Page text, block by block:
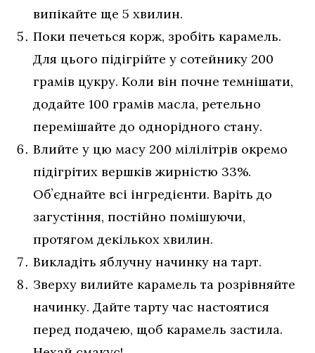
випікайте ще 5 хвилин.
Поки печеться корж, зробіть карамель.
Для цього підігрійте у сотейнику 200
грамів цукру. Коли він почне темнішати,
додайте 100 грамів масла, ретельно
перемішайте до однорідного стану.
Влийте у цю масу 200 мілілітрів окремо
підігрітих вершків жирністю 33%.
Обʼєднайте всі інгредієнти. Варіть до
загустіння, постійно помішуючи,
протягом декількох хвилин.
Викладіть яблучну начинку на тарт.
Зверху вилийте карамель та розрівняйте
начинку. Дайте тарту час настоятися
перед подачею, щоб карамель застила.